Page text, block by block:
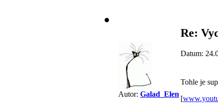
Autor: Galad_Elen
Re:
Datum:
Tohle je
[